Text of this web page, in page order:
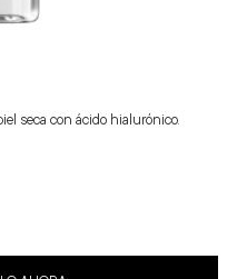
seca con ácido hialurónico.